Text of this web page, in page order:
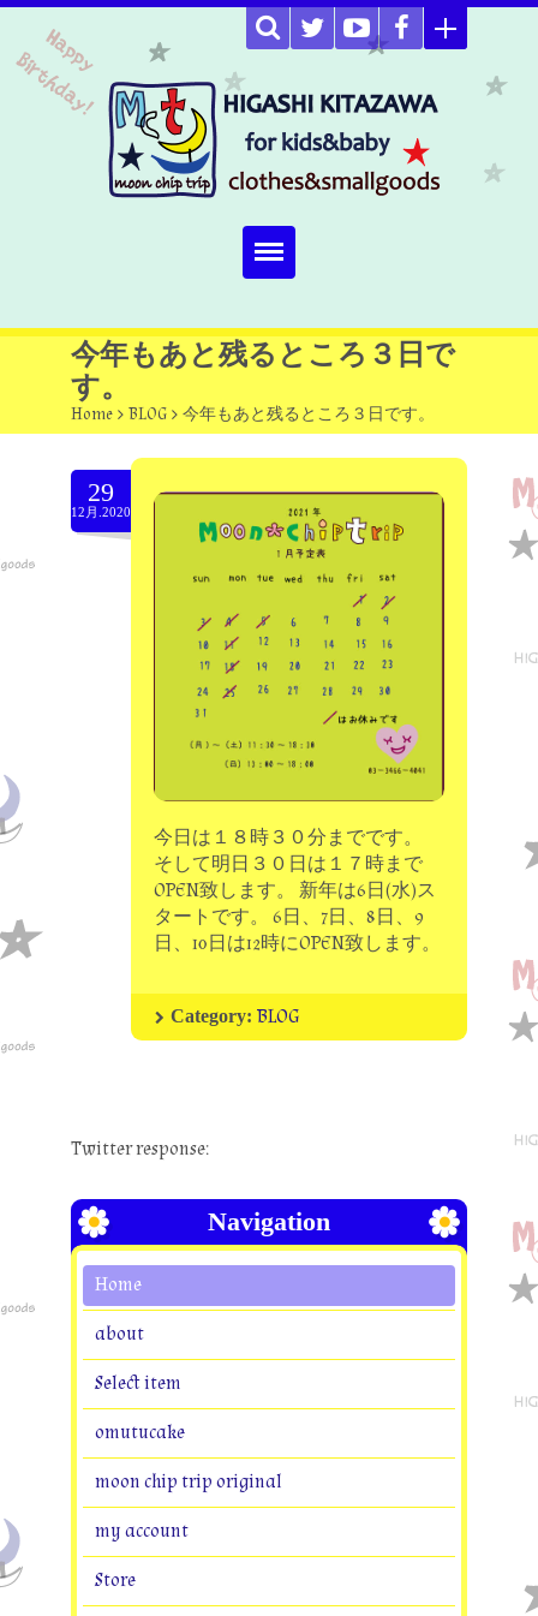
Home
omutucake
moon chip trip original
minna kitchen komeco
今年もあと残るところ３日で
す。
Home > BLOG > 今年もあと残るところ３日です。
29
12月.2020
今日は１８時３０分までです。
そして明日３０日は１７時まで
OPEN致します。 新年は6日(水)ス
タートです。 6日、7日、8日、9
日、10日は12時にOPEN致します。
Category: BLOG
Twitter response:
Navigation
Home
about
Select item
omutucake
moon chip trip original
my account
Store